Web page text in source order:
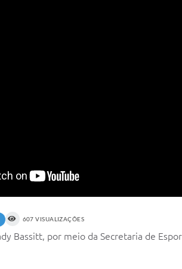
607 VISUALIZAÇÕES
Bassitt, por meio da Secretaria de